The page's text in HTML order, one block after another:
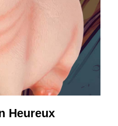
Heureux